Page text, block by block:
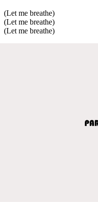
(Let me breathe)
(Let me breathe)
(Let me breathe)